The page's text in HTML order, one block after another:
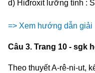
d) Hiđroxit lưỡng tính :
=> Xem hướng dẫn giải
Câu 3. Trang 10 - sgk
Theo thuyết A-rê-ni-ut,